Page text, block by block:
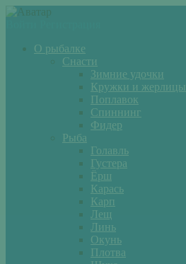
О рыбалке
Снасти
Зимние удочки
Кружки и жерлицы
Поплавок
Спиннинг
Фидер
Рыба
Голавль
Густера
Ёрш
Карась
Карп
Лещ
Линь
Окунь
Плотва